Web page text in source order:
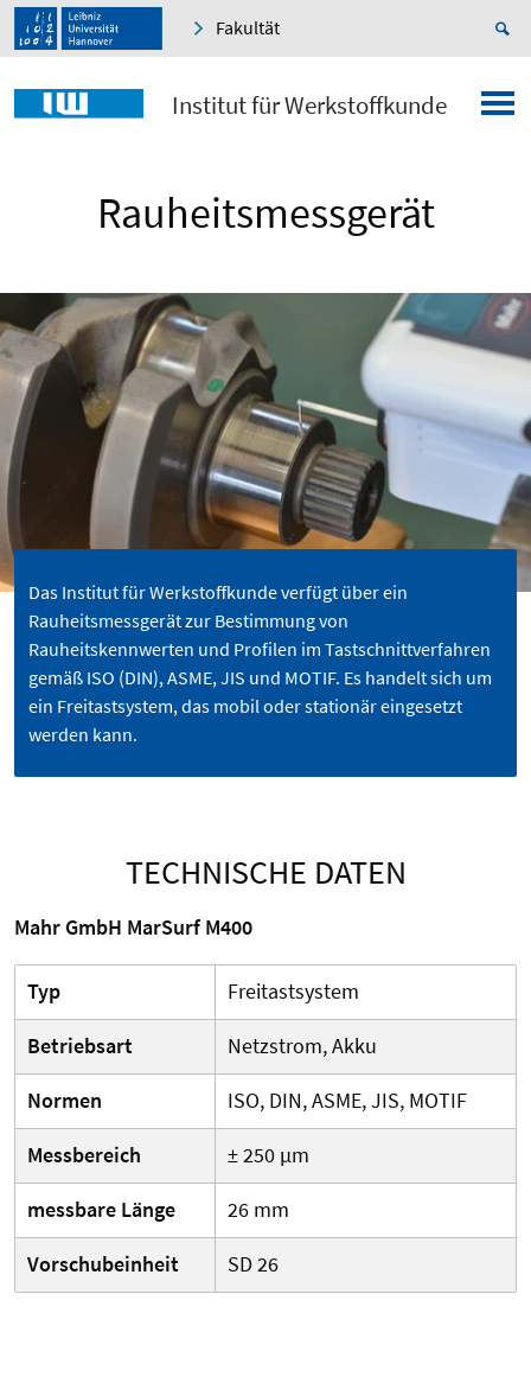
Fakultät
Institut für Werkstoffkunde
Rauheitsmessgerät
Das Institut für Werkstoffkunde verfügt über ein
Rauheitsmessgerät zur Bestimmung von
Rauheitskennwerten und Profilen im Tastschnittverfahren
gemäß ISO (DIN), ASME, JIS und MOTIF. Es handelt sich um
ein Freitastsystem, das mobil oder stationär eingesetzt
werden kann.
TECHNISCHE DATEN
Mahr GmbH MarSurf M400
Typ
Freitastsystem
Betriebsart
Netzstrom, Akku
Normen
ISO, DIN, ASME, JIS, MOTIF
Messbereich
± 250 µm
messbare Länge
26 mm
Vorschubeinheit
SD 26